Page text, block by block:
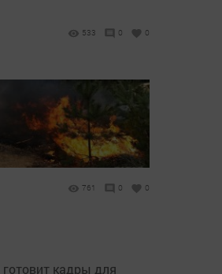
533 0 0
761 0 0
кадры для